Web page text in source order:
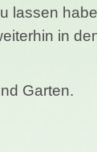
lassen
in
Garten.